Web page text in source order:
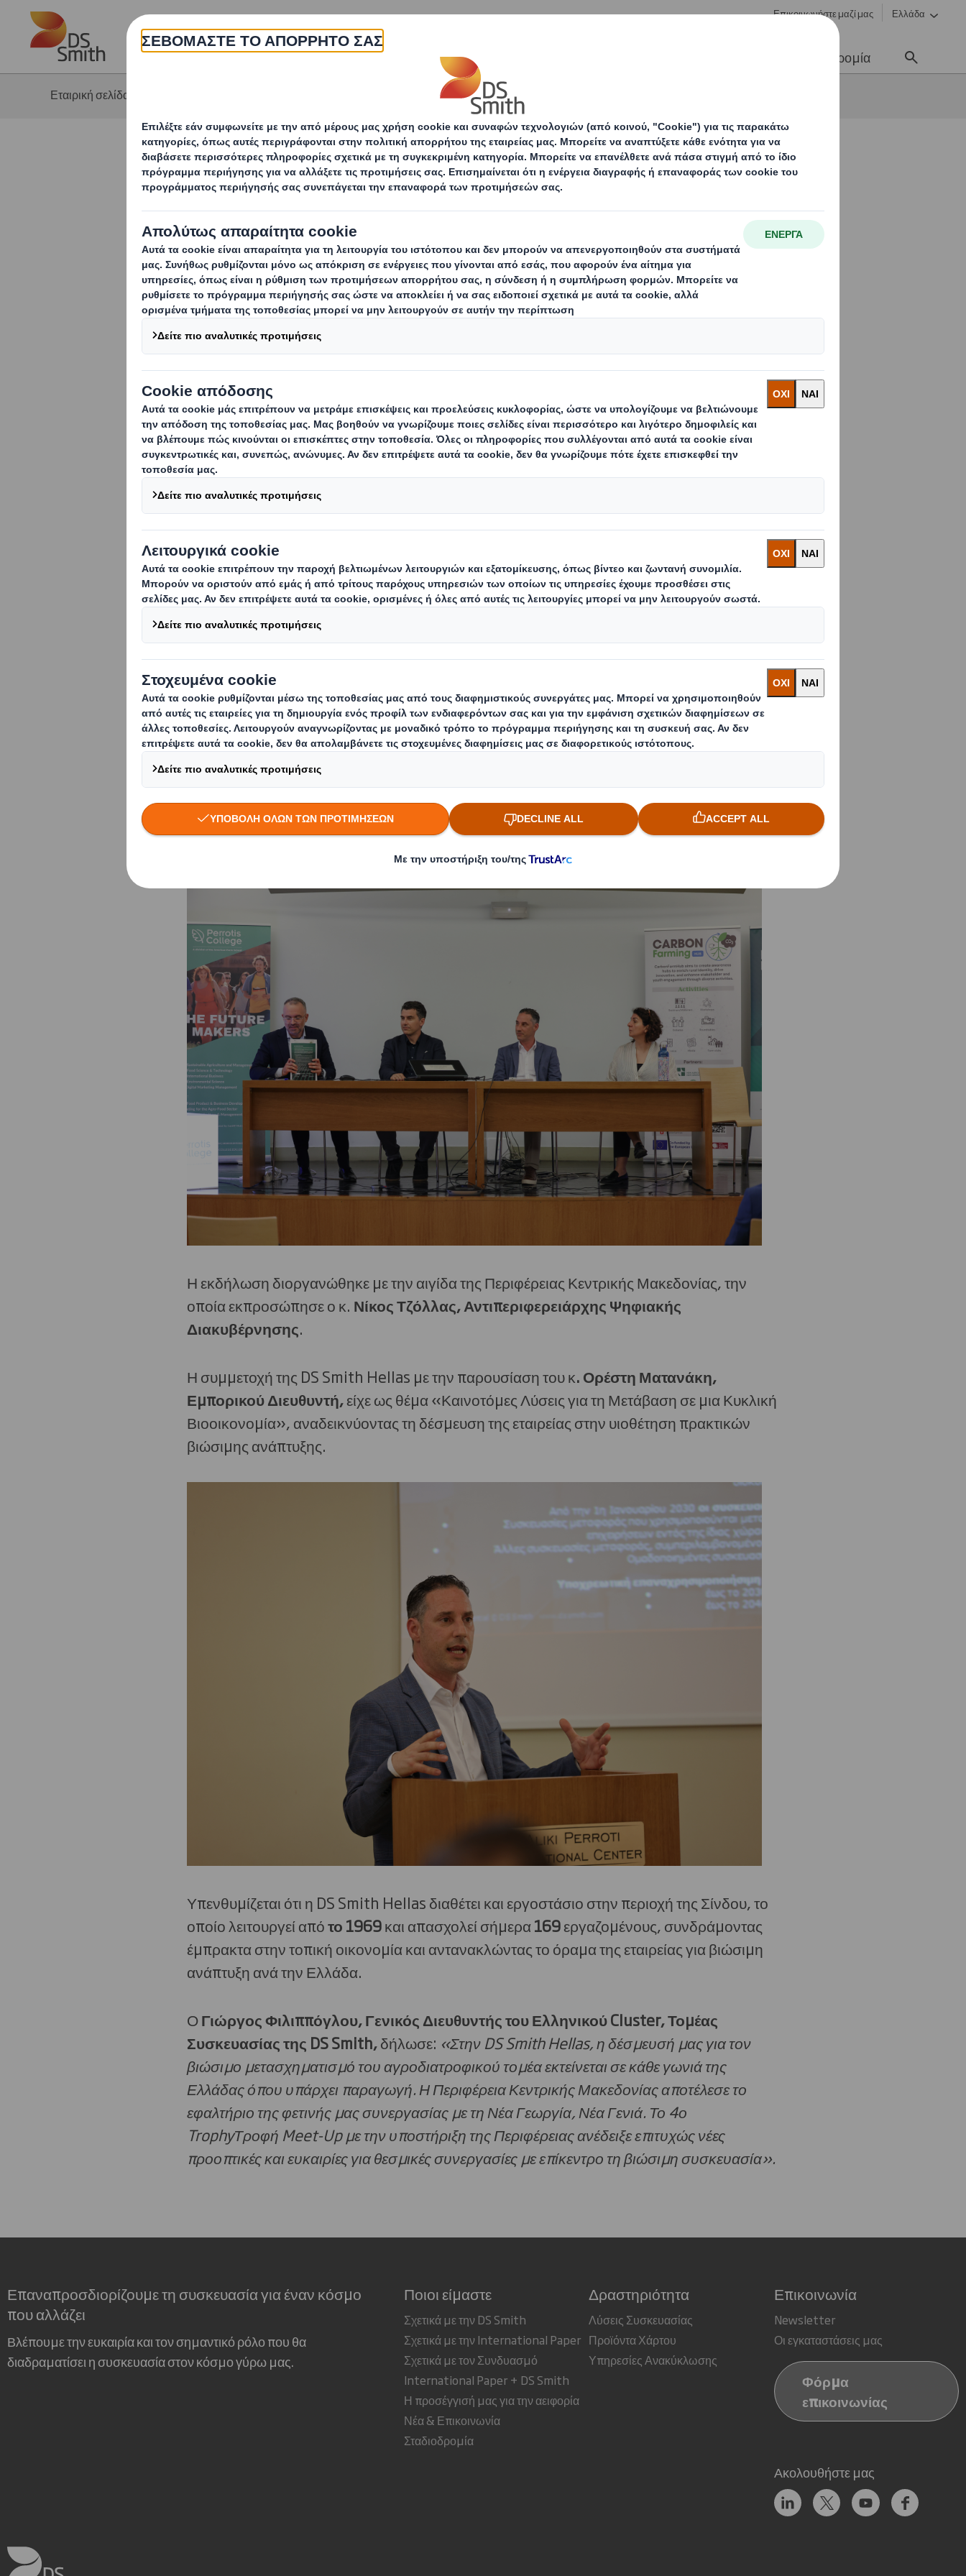
Skip to main content Επικοινωνήστε μαζί μας Ελλάδα
Η εταιρεία Προϊόντα & υπηρεσίες Σταδιοδρομία
Εταιρική σελίδα Αναγκαία η βιώσιμη μετάβαση του αγροδιατροφικού τομέα
Αναγκαία η βιώσιμη μετάβαση του
αγροδιατροφικού τομέα
Ενδιαφέρουσες προτάσεις και συμπεράσματα στο πλαίσιο του 4ου
TrophyΤροφή Meet-Up στη Θεσσαλονίκη με την υποστήριξη της DS
Smith Hellas
ΗDSSmithHellas,κορυφαίος κατασκευαστής λύσεων βιώσιμης συσκευασίας από
κυματοειδές χαρτόνι στην Ελλάδα και μέλος του
υποστήριξε
το 4ο TrophyΤροφή Meet-Up, με θέμα «Καινοτόμες Λύσεις για τη Μετάβαση σε μια
Κυκλική Βιοοικονομία – Εξάλειψη των Πλαστικών Αποβλήτων στη Γεωργία και τις
Συσκευασίες Τροφίμων» στη Θεσσαλονίκη.
Το TrophyΤροφή αποτελεί μια πρωτοβουλία του οργανισμούΝέα Γεωργία Νέα Γενιάκαι
υλοποιείται από το 2019, μέσω της ιδρυτικής δωρεάς του
(ΙΣΝ).Πρόκειται για ένα πρωτοποριακό εγχείρημα που επενδύει στην ανάπτυξη και
ενίσχυση του ελληνικού οικοσυστήματος καινοτομίας στον κλάδο της αγροδιατροφής,
αναδεικνύοντας και επιβραβεύοντας καινοτόμες επιχειρηματικές ιδέες και νεοφυείς
επιχειρήσεις που δραστηριοποιούνται στους τομείς της αγροτεχνολογίας, της τεχνολογίας
τροφίμων και των agrologistics με προϊόντα και υπηρεσίες που χρησιμοποιούν
καινοτόμες τεχνολογίες, ακόμη και σε αρχικά στάδια ανάπτυξης (preseed).
Η εκδήλωση διοργανώθηκε με την αιγίδα της Περιφέρειας Κεντρικής Μακεδονίας, την
οποία εκπροσώπησε ο κ. Νίκος Τζόλλας, Αντιπεριφερειάρχης Ψηφιακής
Διακυβέρνησης.
Η συμμετοχή της DS Smith Hellas με την παρουσίαση του κ. Ορέστη Ματανάκη,
Εμπορικού Διευθυντή,είχε ως θέμα «Καινοτόμες Λύσεις για τη Μετάβαση σε μια Κυκλική
Βιοοικονομία», αναδεικνύοντας τη δέσμευση της εταιρείας στην υιοθέτηση πρακτικών
βιώσιμης ανάπτυξης.
Υπενθυμίζεται ότι η DS Smith Hellas διαθέτει και εργοστάσιο στην περιοχή της Σίνδου, το
οποίο λειτουργεί απότο 1969και απασχολεί σήμερα169εργαζομένους, συνδράμοντας
έμπρακτα στην τοπική οικονομία και αντανακλώντας το όραμα της εταιρείας για βιώσιμη
ανάπτυξη ανά την Ελλάδα.
ΟΓιώργος Φιλιππόγλου, Γενικός Διευθυντής του ΕλληνικούCluster, Τομέας
Συσκευασίας της DSSmith,δήλωσε: «ΣτηνDSSmith Hellas, η δέσμευσή μας για τον
βιώσιμο μετασχηματισμό του αγροδιατροφικού τομέα εκτείνεται σε κάθε γωνιά της
Ελλάδας όπου υπάρχει παραγωγή. Η Περιφέρεια Κεντρικής Μακεδονίας αποτέλεσε το
εφαλτήριο της φετινής μας συνεργασίας με τη Νέα Γεωργία, Νέα Γενιά. Το 4ο
TrophyΤροφή Meet-Up με την υποστήριξη της Περιφέρειας ανέδειξε επιτυχώς νέες
προοπτικές και ευκαιρίες για θεσμικές συνεργασίες με επίκεντρο τη βιώσιμη συσκευασία».
Επαναπροσδιορίζουμε τη συσκευασία για έναν κόσμο
που αλλάζει
Βλέπουμε την ευκαιρία και τον σημαντικό ρόλο που θα
διαδραματίσει η συσκευασία στον κόσμο γύρω μας.
Ποιοι είμαστε
Σχετικά με την DS Smith
Σχετικά με την International Paper
Σχετικά με τον Συνδυασμό
International Paper + DS Smith
Η προσέγγισή μας για την αειφορία
Νέα & Επικοινωνία
Σταδιοδρομία
Δραστηριότητα
Λύσεις Συσκευασίας
Προϊόντα Χάρτου
Υπηρεσίες Ανακύκλωσης
Επικοινωνία
Newsletter
Οι εγκαταστάσεις μας
Φόρμα
επικοινωνίας
Ακολουθήστε μας